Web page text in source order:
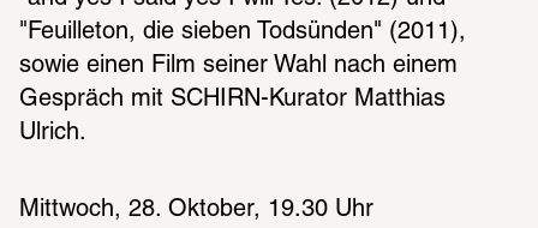
"Feuilleton, die sieben Todsünden" (2011),
sowie einen Film seiner Wahl nach einem
Gespräch mit SCHIRN-Kurator Matthias
Ulrich.
Mittwoch, 28. Oktober, 19.30 Uhr